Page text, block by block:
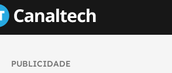
PUBLICIDADE